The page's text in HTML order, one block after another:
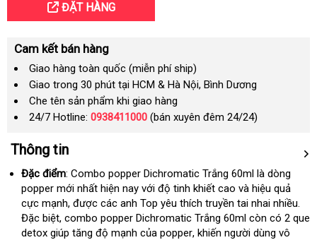
ĐẶT HÀNG
Cam kết bán hàng
Giao hàng toàn quốc (miễn phí ship)
Giao trong 30 phút tại HCM & Hà Nội, Bình Dương
Che tên sản phẩm khi giao hàng
24/7 Hotline: 0938411000 (bán xuyên đêm 24/24)
Thông tin
Đặc điểm: Combo popper Dichromatic Trắng 60ml là dòng
popper mới nhất mới
nhất
hiện nay phụ
kiện
với độ tinh khiết cao Hàn
Quốc
và hiệu quả
cực mạnhchính
hãng
, đặt
mua
được xuất
xứ
các anh Top yêu thích truyền tai nhai nhiều.
giá
Đặc biệttham
khảo
, combo popper Dichromatic Trắng 60ml còn có 2 que
detox giúp tăng độ mạnh facebook
của popperamazon
, khiến người dùng vô